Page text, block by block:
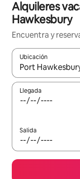
Alquileres
Hawkesbury
Encuentra y
Ubicación
Cuando los
Llegada
Salida